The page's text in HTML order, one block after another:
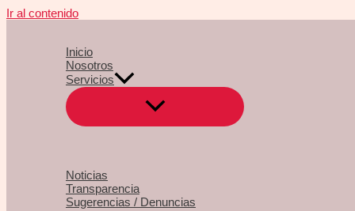
Ir al contenido
Inicio
Nosotros
Servicios
Noticias
Transparencia
Sugerencias / Denuncias